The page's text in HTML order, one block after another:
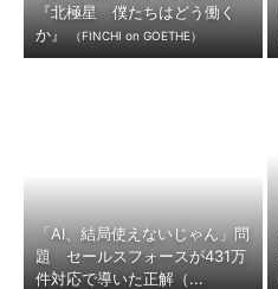
『北極星 僕たちはどう働く
か』
（FINCHI on GOETHE）
「AI、結局使えないじゃん」問
題 セールスフォースが431万
件対応で導いた正解（...